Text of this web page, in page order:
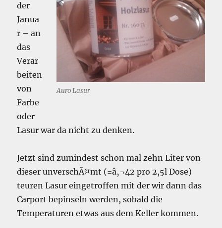
Auro Lasur
der
Janua
r – an
das
Verar
beiten
von
Farbe
oder
Lasur war da nicht zu denken.
Jetzt sind zumindest schon mal zehn Liter von
dieser unverschÃ¤mt (=â‚¬42 pro 2,5l Dose)
teuren Lasur eingetroffen mit der wir dann das
Carport bepinseln werden, sobald die
Temperaturen etwas aus dem Keller kommen.